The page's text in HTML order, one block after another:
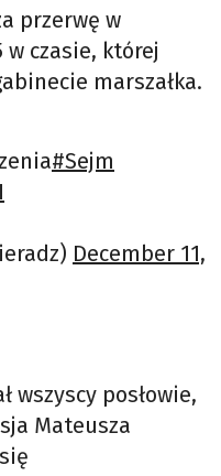
przerwę w
w czasie, której
marszałka.
#Sejm
December 11,
wszyscy posłowie,
Mateusza